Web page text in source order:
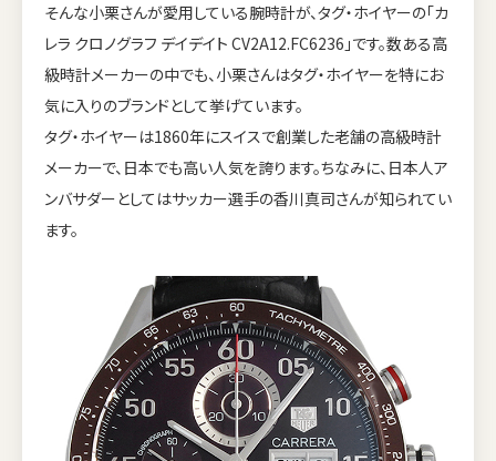
そんな小栗さんが愛用している腕時計が、タグ・ホイヤーの「カ
レラ クロノグラフ デイデイト CV2A12.FC6236」です。数ある高
級時計メーカーの中でも、小栗さんはタグ・ホイヤーを特にお
気に入りのブランドとして挙げています。
タグ・ホイヤーは1860年にスイスで創業した老舗の高級時計
メーカーで、日本でも高い人気を誇ります。ちなみに、日本人ア
ンバサダーとしてはサッカー選手の香川真司さんが知られてい
ます。